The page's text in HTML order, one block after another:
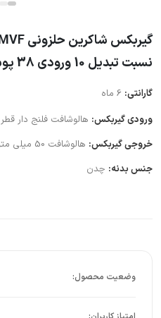
نسبت تبدیل 10 ورودی 38 پوسته چدن
گارانتی:
ورودی گیربکس: هالوشافت فلنج دار قطر 38 میلی متر
خروجی گیربکس: هالوشافت 50 میلی متری
جنس بدنه: چدن